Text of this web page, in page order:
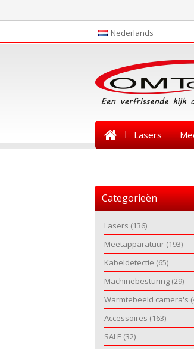
Nederlands
Lasers
Categorieën
Lasers (136)
Meetapparatuur (193)
Kabeldetectie (65)
Machinebesturing (29)
Warmtebeeld camera's
Accessoires (163)
SALE (32)